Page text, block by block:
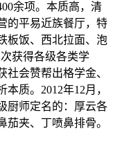
余项。本质高，清
的平易近族餐厅，特
板饭、西北拉面、泡
获得各级各类学
社会赞帮出格学金、
质。2012年12月，
厨师定名的：厚云各
夹、丁喷鼻排骨。